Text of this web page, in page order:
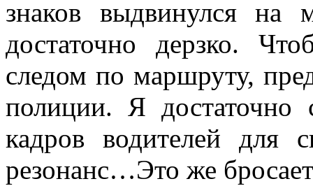
знаков выдвинулся на
достаточно дерзко.
следом по маршруту,
полиции. Я достаточно
кадров водителей для
резонанс…Это же